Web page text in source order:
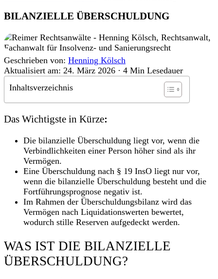
BILANZIELLE ÜBERSCHULDUNG
Geschrieben von: Henning Kölsch
Aktualisiert am: 24. März 2026 · 4 Min Lesedauer
Inhaltsverzeichnis
Das Wichtigste in Kürze:
Die bilanzielle Überschuldung liegt vor, wenn die
Verbindlichkeiten einer Person höher sind als ihr
Vermögen.
Eine Überschuldung nach § 19 InsO liegt nur vor,
wenn die bilanzielle Überschuldung besteht und die
Fortführungsprognose negativ ist.
Im Rahmen der Überschuldungsbilanz wird das
Vermögen nach Liquidationswerten bewertet,
wodurch stille Reserven aufgedeckt werden.
WAS IST DIE BILANZIELLE
ÜBERSCHULDUNG?